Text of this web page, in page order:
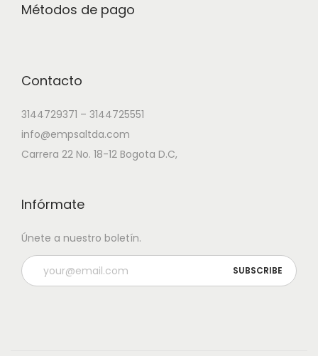
Métodos de pago
Contacto
3144729371 – 3144725551
info@empsaltda.com
Carrera 22 No. 18-12 Bogota D.C,
Infórmate
Únete a nuestro boletín.